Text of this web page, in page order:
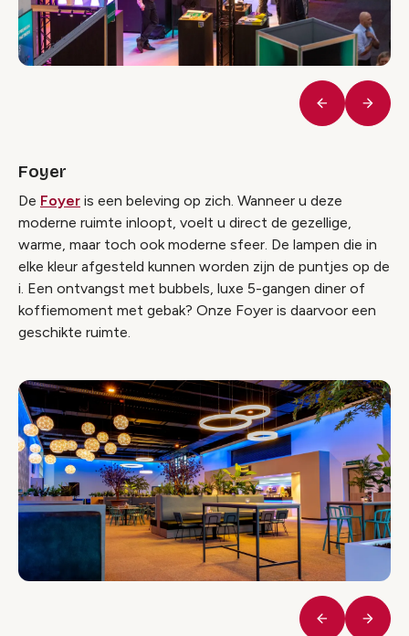
Vorige
Foyer
De Foyer is een beleving op zich. Wanneer u deze
moderne ruimte inloopt, voelt u direct de gezellige,
warme, maar toch ook moderne sfeer. De lampen die in
elke kleur afgesteld kunnen worden zijn de puntjes op de
i. Een ontvangst met bubbels, luxe 5-gangen diner of
koffiemoment met gebak? Onze Foyer is daarvoor een
geschikte ruimte.
Vorige